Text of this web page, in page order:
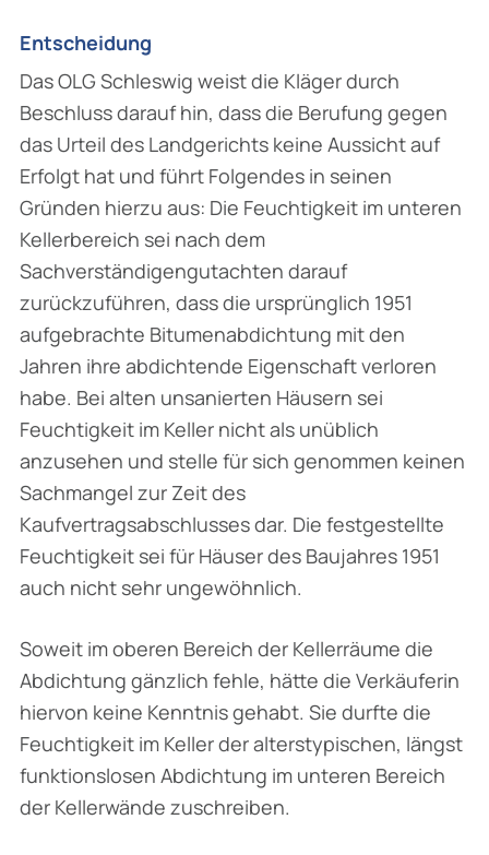
Entscheidung
Das OLG Schleswig weist die Kläger durch
Beschluss darauf hin, dass die Berufung gegen
das Urteil des Landgerichts keine Aussicht auf
Erfolgt hat und führt Folgendes in seinen
Gründen hierzu aus: Die Feuchtigkeit im unteren
Kellerbereich sei nach dem
Sachverständigengutachten darauf
zurückzuführen, dass die ursprünglich 1951
aufgebrachte Bitumenabdichtung mit den
Jahren ihre abdichtende Eigenschaft verloren
habe. Bei alten unsanierten Häusern sei
Feuchtigkeit im Keller nicht als unüblich
anzusehen und stelle für sich genommen keinen
Sachmangel zur Zeit des
Kaufvertragsabschlusses dar. Die festgestellte
Feuchtigkeit sei für Häuser des Baujahres 1951
auch nicht sehr ungewöhnlich.
Soweit im oberen Bereich der Kellerräume die
Abdichtung gänzlich fehle, hätte die Verkäuferin
hiervon keine Kenntnis gehabt. Sie durfte die
Feuchtigkeit im Keller der alterstypischen, längst
funktionslosen Abdichtung im unteren Bereich
der Kellerwände zuschreiben.